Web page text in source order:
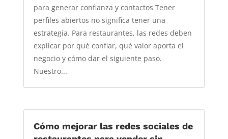
para generar confianza y contactos Tener
perfiles abiertos no significa tener una
estrategia. Para restaurantes, las redes deben
explicar por qué confiar, qué valor aporta el
negocio y cómo dar el siguiente paso.
Nuestro...
Cómo mejorar las redes sociales de